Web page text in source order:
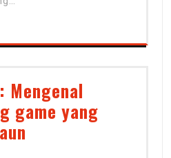
Mengenal
game yang